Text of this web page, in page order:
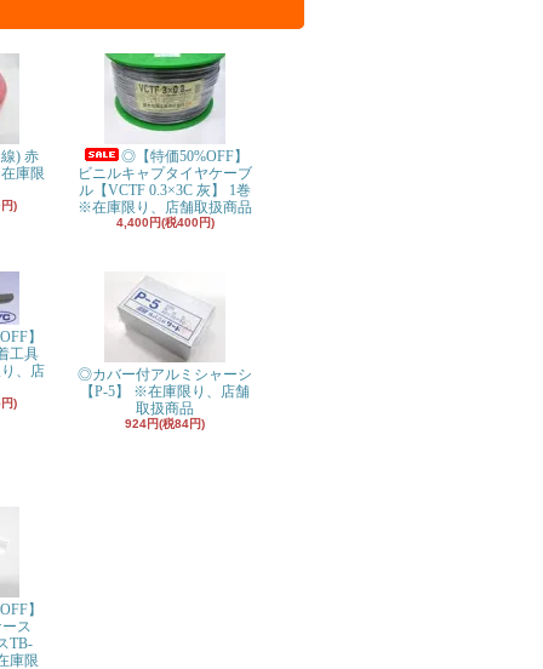
) 赤
庫限
)
◎【特価50%OFF】
ビニルキャプタイヤケーブ
ル【VCTF 0.3×3C 灰】 1巻
※在庫限り、店舗取扱商品
4,400円(税400円)
】
工具
、店
)
◎カバー付アルミシャーシ
【P-5】 ※在庫限り、店舗
取扱商品
924円(税84円)
】
ス
TB-
庫限